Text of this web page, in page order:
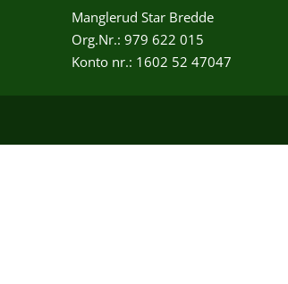
Manglerud Star Bredde
Org.Nr.: 979 622 015
Konto nr.: 1602 52 47047